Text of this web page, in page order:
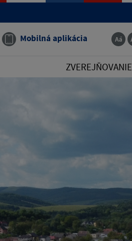
Mobilná aplikácia
ZVEREJŇOVANIE